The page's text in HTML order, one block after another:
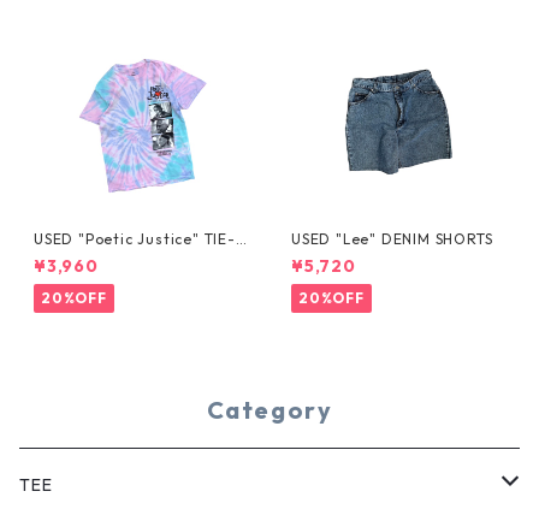
USED "Poetic Justice" TIE-D
YE TEE
¥3,960
20%OFF
USED "Lee" DENIM SHORTS
¥5,720
20%OFF
Category
TEE